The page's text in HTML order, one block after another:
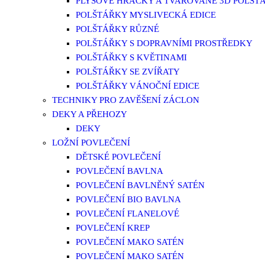
POLŠTÁŘKY MYSLIVECKÁ EDICE
POLŠTÁŘKY RŮZNÉ
POLŠTÁŘKY S DOPRAVNÍMI PROSTŘEDKY
POLŠTÁŘKY S KVĚTINAMI
POLŠTÁŘKY SE ZVÍŘATY
POLŠTÁŘKY VÁNOČNÍ EDICE
TECHNIKY PRO ZAVĚŠENÍ ZÁCLON
DEKY A PŘEHOZY
DEKY
LOŽNÍ POVLEČENÍ
DĚTSKÉ POVLEČENÍ
POVLEČENÍ BAVLNA
POVLEČENÍ BAVLNĚNÝ SATÉN
POVLEČENÍ BIO BAVLNA
POVLEČENÍ FLANELOVÉ
POVLEČENÍ KREP
POVLEČENÍ MAKO SATÉN
POVLEČENÍ MAKO SATÉN